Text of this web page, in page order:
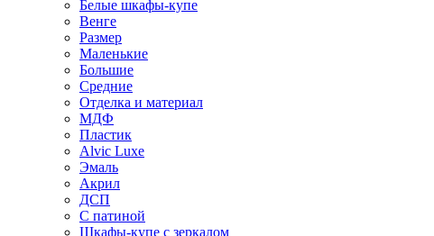
Белые шкафы-купе
Венге
Размер
Маленькие
Большие
Средние
Отделка и материал
МДФ
Пластик
Alvic Luxe
Эмаль
Акрил
ДСП
С патиной
Шкафы-купе с зеркалом